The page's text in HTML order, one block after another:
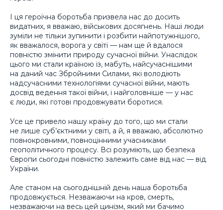
І ця героїчна боротьба призвела нас до досить
видатних, я вважаю, військових досягнень. Наші люди
зуміли не тільки зупинити і розбити найпотужнішого,
як вважалося, ворога у світі — нам ще й вдалося
повністю змінити природу сучасної війни. Унаслідок
цього ми стали країною із, мабуть, найсучаснішими
на даний час Збройними Силами, які володіють
надсучасними технологіями сучасної війни, мають
досвід ведення такої війни, і найголовніше — у нас
є люди, які готові продовжувати боротися.
Усе це привело нашу країну до того, що ми стали
не лише суб’єктними у світі, а й, я вважаю, абсолютно
повнокровними, повноцінними учасниками
геополітичного процесу. Всі розуміють, що безпека
Європи сьогодні повністю залежить саме від нас — від
України.
Але станом на сьогоднішній день наша боротьба
продовжується. Незважаючи на кров, смерть,
незважаючи на весь цей цинізм, який ми бачимо